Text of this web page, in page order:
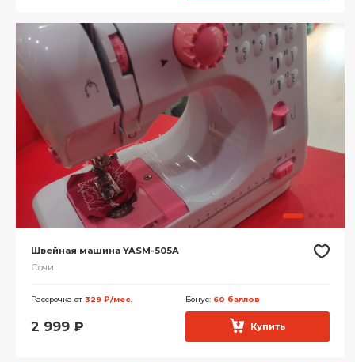
Швейная машина YASM-505A
Сочи
Рассрочка от 329 ₽/мес. Бонус: 60 баллов
2 999 ₽ Купить